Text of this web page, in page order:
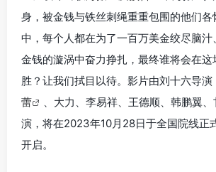
身，被金钱与铁丝刺绳重重包围的他们
中，每个人都在为了一百万美金绞尽脑汁
金钱的漩涡中奋力挣扎，最终谁将会在
胜？让我们拭目以待。影片由刘十六导演
蕾
、大力、李易祥、王德顺、韩鹏翼
演，将在2023年10月28日于全国院线正
开启。